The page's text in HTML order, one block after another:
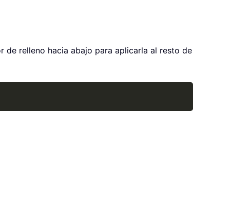
relleno hacia abajo para aplicarla al resto de